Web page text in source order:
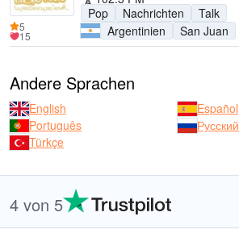
Pop
Nachrichten
Talk
Argentinien
San Juan
5
15
Andere Sprachen
English
Español
Português
Русский
Türkçe
4 von 5